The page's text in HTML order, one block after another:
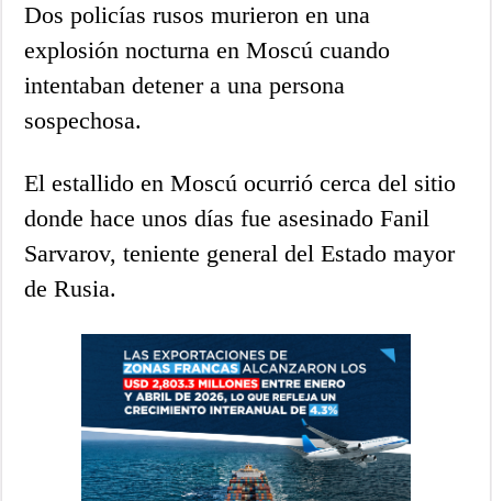
Dos policías rusos murieron en una
explosión nocturna en Moscú cuando
intentaban detener a una persona
sospechosa.
El estallido en Moscú ocurrió cerca del sitio
donde hace unos días fue asesinado Fanil
Sarvarov, teniente general del Estado mayor
de Rusia.